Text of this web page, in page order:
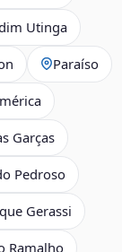
Utinga
Paraíso
Garças
Pedroso
Gerassi
Ramalho